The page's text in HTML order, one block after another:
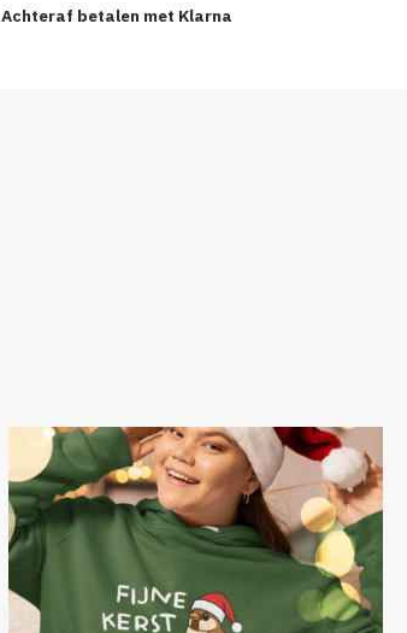
Achteraf betalen met Klarna